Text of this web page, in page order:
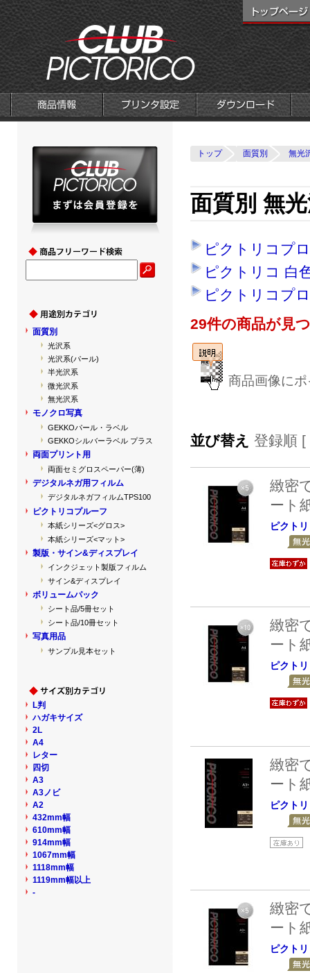
トップ 面質別 無光
面質別 無
ピクトリコプ
ピクトリコ 白
ピクトリコプ
29件の商品が見
商品画像に
並び替え 登録順 [
緻密
ート
ピクト
緻密
ート
ピクト
緻密
ート
ピクト
緻密
ート
ピクト
面質別
光沢系
光沢系(パール)
半光沢系
微光沢系
無光沢系
モノクロ写真
GEKKOパール・ラベル
GEKKOシルバーラベル プラス
両面プリント用
両面セミグロスペーパー(薄)
デジタルネガ用フィルム
デジタルネガフィルムTPS100
ピクトリコプルーフ
本紙シリーズ<グロス>
本紙シリーズ<マット>
製版・サイン&ディスプレイ
インクジェット製版フィルム
サイン&ディスプレイ
ボリュームパック
シート品/5冊セット
シート品/10冊セット
写真用品
サンプル見本セット
L判
ハガキサイズ
2L
A4
レター
四切
A3
A3ノビ
A2
432mm幅
610mm幅
914mm幅
1067mm幅
1118mm幅
1119mm幅以上
-